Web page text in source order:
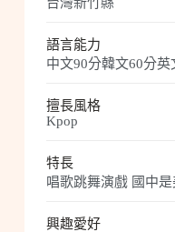
語言能力
中文90分韓文60分
擅長風格
Kpop
特長
唱歌跳舞演戲 國中
興趣愛好